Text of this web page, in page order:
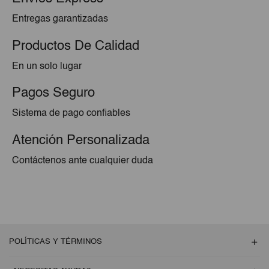
Entregas garantizadas
Productos De Calidad
En un solo lugar
Pagos Seguro
Sistema de pago confiables
Atención Personalizada
Contáctenos ante cualquier duda
POLÍTICAS Y TÉRMINOS